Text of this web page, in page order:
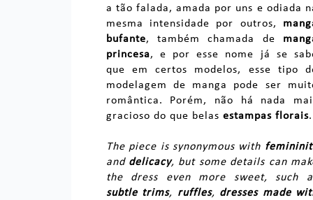
a tão falada, amada por uns e odiada
mesma intensidade por outros,
bufante, também chamada de
princesa, e por esse nome já se
que em certos modelos, esse tipo
modelagem de manga pode ser
romântica. Porém, não há nada
gracioso do que belas estampas florais.
The piece is synonymous with
and delicacy, but some details can
the dress even more sweet, such
subtle trims, ruffles, dresses made